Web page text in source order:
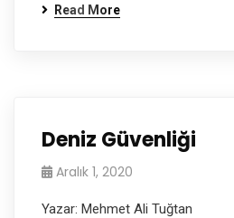
Read More
Deniz Güvenliği
Aralık 1, 2020
Yazar: Mehmet Ali Tuğtan